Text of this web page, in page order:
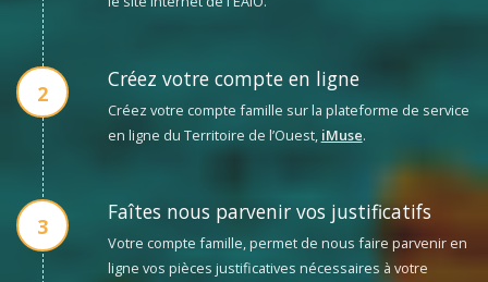
2
Créez votre compte en ligne
Créez votre compte famille sur la plateforme de service
en ligne du Territoire de l’Ouest, iMuse.
3
Faîtes nous parvenir vos justificatifs
Votre compte famille, permet de nous faire parvenir en
ligne vos pièces justificatives nécessaires à votre